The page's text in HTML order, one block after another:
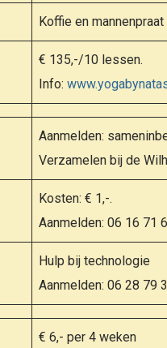
Koffie en mannenpraat
€ 135,-/10 lessen.
Info:
Aanmelden:
Verzamelen bij de
Kosten: € 1,-.
Aanmelden: 06 16 71
Hulp bij technologie
Aanmelden: 06 28 79
€ 6,- per 4 weken